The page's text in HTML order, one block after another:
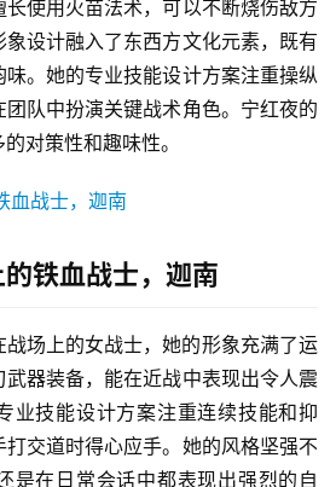
使用火苗法术，可以不断烧伤敌方
设计融入了东西方文化元素，既有
。她的专业技能设计方案注重操纵
队中扮演关键战术角色。宁红夜的
对策性和趣味性。
铁血战士，迦南
场上的女战士，她的形象充满了运
器装备，能在近战中表现出令人震
业技能设计方案注重连续技能和抑
交道时得心应手。她的风格坚强不
是在日常会话中都表现出强烈的自